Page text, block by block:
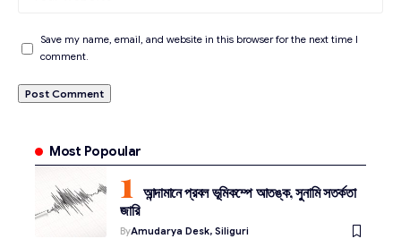
Save my name, email, and website in this browser for the next time I
comment.
Most Popoular
আন্দামানে প্রবল ভূমিকম্পে আতঙ্ক, সুনামি সতর্কতা
জারি
ByAmudarya Desk, Siliguri